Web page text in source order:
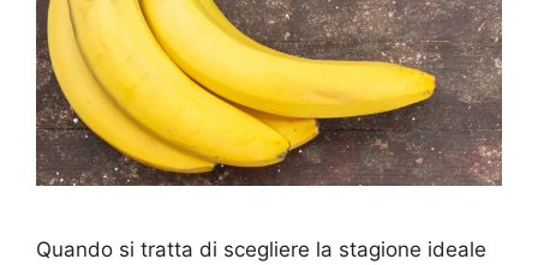
Quando si tratta di scegliere la stagione ideale